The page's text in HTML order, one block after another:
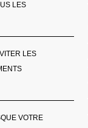
LES
LES
VOTRE